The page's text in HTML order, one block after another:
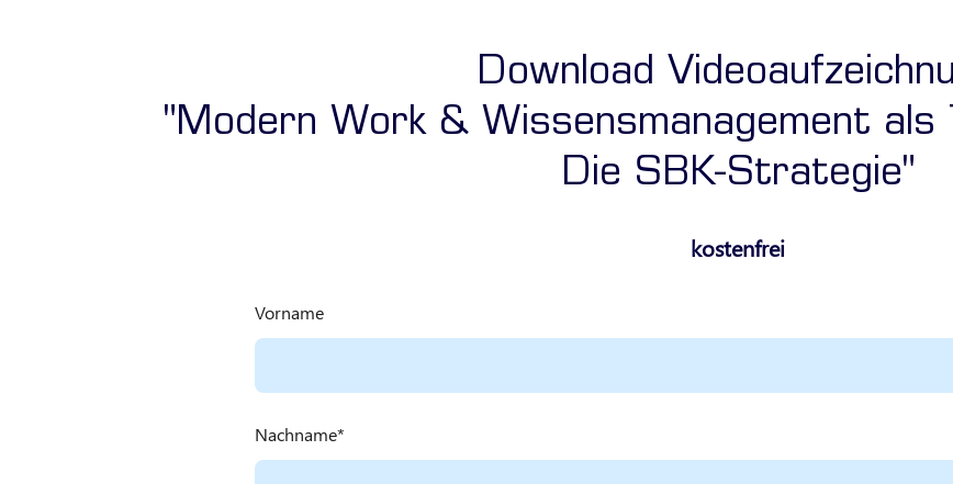
Download
"Modern Work & Wissensmanagement
Die SBK-Strategie"
kostenfrei
Vorname
Nachname